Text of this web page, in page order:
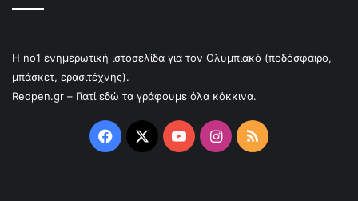
Η no1 ενημερωτική ιστοσελίδα για τον Ολυμπιακό (ποδόσφαιρο,
μπάσκετ, ερασιτέχνης).
Redpen.gr – Γιατί εδώ τα γράφουμε όλα κόκκινα.
Facebook
X YouTubeInstagram
RSS